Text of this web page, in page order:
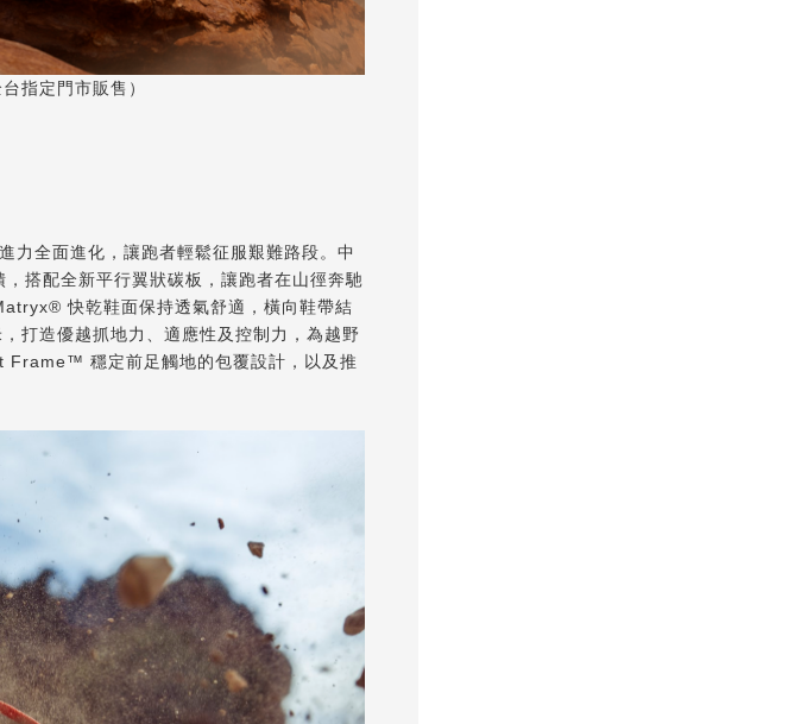
指定門市販售）
全面進化，讓跑者輕鬆征服艱難路段。中
搭配全新平行翼狀碳板，讓跑者在山徑奔馳
快乾鞋面保持透氣舒適，橫向鞋帶結
造優越抓地力、適應性及控制力，為越野
Frame™ 穩定前足觸地的包覆設計，以及推